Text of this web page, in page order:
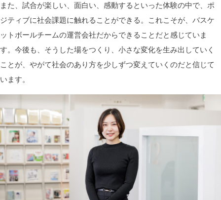
また、試合が楽しい、面白い、感動するといった体験の中で、ポ
ジティブに社会課題に触れることができる。これこそが、バスケ
ットボールチームの運営会社だからできることだと感じていま
す。今後も、そうした場をつくり、小さな変化を生み出していく
ことが、やがて社会のあり方を少しずつ変えていくのだと信じて
います。